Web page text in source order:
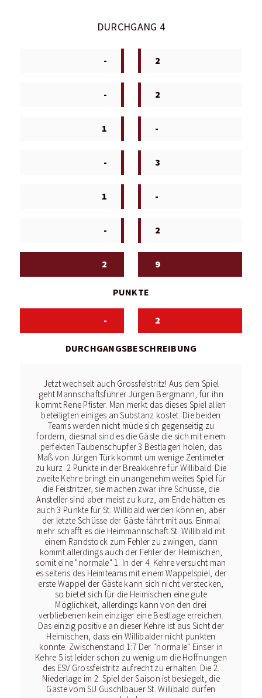
DURCHGANG 4
- 2
- 2
1 -
- 3
1 -
- 2
2 9
PUNKTE
- 2
DURCHGANGSBESCHREIBUNG
Jetzt wechselt auch Grossfeistritz! Aus dem Spiel
geht Mannschaftsführer Jürgen Bergmann, für ihn
kommt Rene Pfister. Man merkt das dieses Spiel allen
beteiligten einiges an Substanz kostet. Die beiden
Teams werden nicht müde sich gegenseitig zu
fordern, diesmal sind es die Gäste die sich mit einem
perfekten Taubenschupfer 3 Bestlagen holen, das
Maß von Jürgen Türk kommt um wenige Zentimeter
zu kurz. 2 Punkte in der Breakkehre für Willibald. Die
zweite Kehre bringt ein unangenehm weites Spiel für
die Feistritzer, sie machen zwar ihre Schüsse, die
Ansteller sind aber meist zu kurz, am Ende hätten es
auch 3 Punkte für St. Willibald werden können, aber
der letzte Schüsse der Gäste fährt mit aus. Einmal
mehr schafft es die Heimmannschaft St. Willibald mit
einem Randstock zum Fehler zu zwingen, dann
kommt allerdings auch der Fehler der Heimischen,
somit eine "normale" 1. In der 4. Kehre versucht man
es seitens des Heimteams mit einem Wappelspiel, der
erste Wappel der Gäste kann sich nicht verstecken,
so bietet sich für die Heimischen eine gute
Möglichkeit, allerdings kann von den drei
verbliebenen kein einziger eine Bestlage erreichen.
Das einzig positive an dieser Kehre ist aus Sicht der
Heimischen, dass ein Willibalder nicht punkten
konnte. Zwischenstand 1:7 Der "normale" Einser in
Kehre 5 ist leider schon zu wenig um die Hoffnungen
des ESV Grossfeistritz aufrecht zu erhalten. Die 2.
Niederlage im 2. Spiel der Saison ist besiegelt, die
Gäste vom SU Guschlbauer St. Willibald dürfen